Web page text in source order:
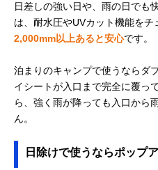
日差しの強い日や、雨の日でも
は、耐水圧やUVカット機能をチ
2,000mm以上あると安心です。
泊まりのキャンプで使うならダ
イシートが入口まで完全に覆っ
ら、強く雨が降っても入口から
ん。
日除けで使うならポップ